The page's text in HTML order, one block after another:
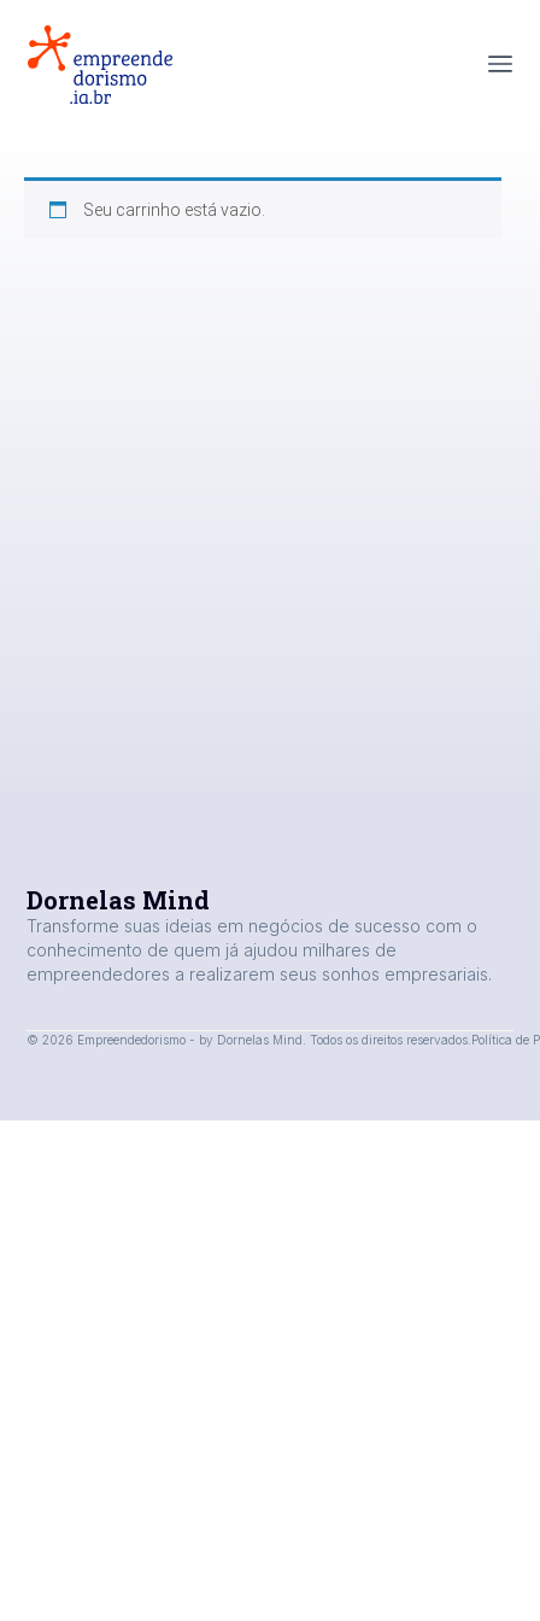
Seu carrinho está vazio.
Dornelas Mind
Transforme suas ideias em negócios de sucesso com o
conhecimento de quem já ajudou milhares de
empreendedores a realizarem seus sonhos empresariais.
© 2026 Empreendedorismo - by Dornelas Mind. Todos os direitos reservados. Política de